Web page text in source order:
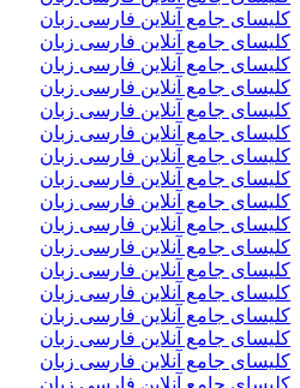
کلیسای جامع آنلاین فارسی زبان
کلیسای جامع آنلاین فارسی زبان
کلیسای جامع آنلاین فارسی زبان
کلیسای جامع آنلاین فارسی زبان
کلیسای جامع آنلاین فارسی زبان
کلیسای جامع آنلاین فارسی زبان
کلیسای جامع آنلاین فارسی زبان
کلیسای جامع آنلاین فارسی زبان
کلیسای جامع آنلاین فارسی زبان
کلیسای جامع آنلاین فارسی زبان
کلیسای جامع آنلاین فارسی زبان
کلیسای جامع آنلاین فارسی زبان
کلیسای جامع آنلاین فارسی زبان
کلیسای جامع آنلاین فارسی زبان
کلیسای جامع آنلاین فارسی زبان
کلیسای جامع آنلاین فارسی زبان
کلیسای جامع آنلاین فارسی زبان